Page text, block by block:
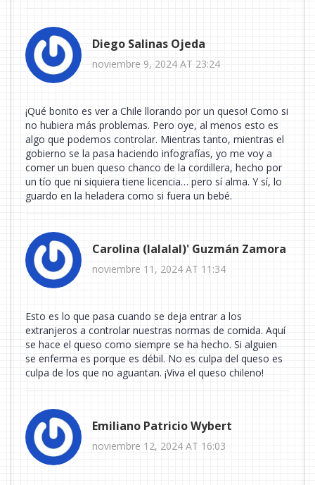
Diego Salinas Ojeda
noviembre 9, 2024 AT 23:24
¡Qué bonito es ver a Chile llorando por un queso! Como si
no hubiera más problemas. Pero oye, al menos esto es
algo que podemos controlar. Mientras tanto, mientras el
gobierno se la pasa haciendo infografías, yo me voy a
comer un buen queso chanco de la cordillera, hecho por
un tío que ni siquiera tiene licencia… pero sí alma. Y sí, lo
guardo en la heladera como si fuera un bebé.
Carolina (lalalal)' Guzmán Zamora
noviembre 11, 2024 AT 11:34
Esto es lo que pasa cuando se deja entrar a los
extranjeros a controlar nuestras normas de comida. Aquí
se hace el queso como siempre se ha hecho. Si alguien
se enferma es porque es débil. No es culpa del queso es
culpa de los que no aguantan. ¡Viva el queso chileno!
Emiliano Patricio Wybert
noviembre 12, 2024 AT 16:03